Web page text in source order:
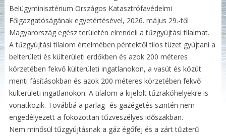
Belügyminisztérium Országos Katasztrófavédelmi
Főigazgatóságának egyetértésével, 2026. május 29.-től
Magyarország egész területén elrendeli a tűzgyújtási tilalmat.
A tűzgyújtási tilalom értelmében péntektől tilos tüzet gyújtani a
belterületi és külterületi erdőkben és azok 200 méteres
körzetében fekvő külterületi ingatlanokon, a vasút és közút
menti fásításokban és azok 200 méteres körzetében fekvő
külterületi ingatlanokon. A tilalom a kijelölt tűzrakóhelyekre is
vonatkozik. Továbbá a parlag- és gazégetés szintén nem
engedélyezett a fokozottan tűzveszélyes időszakban.
Nem minősül tűzgyújtásnak a gáz égőfej és a zárt tűzterű